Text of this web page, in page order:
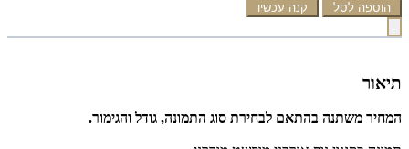
הוספה לסל קנה עכשיו
תיאור
המחיר משתנה בהתאם לבחירת סוג התמונה, גודל והגימור.